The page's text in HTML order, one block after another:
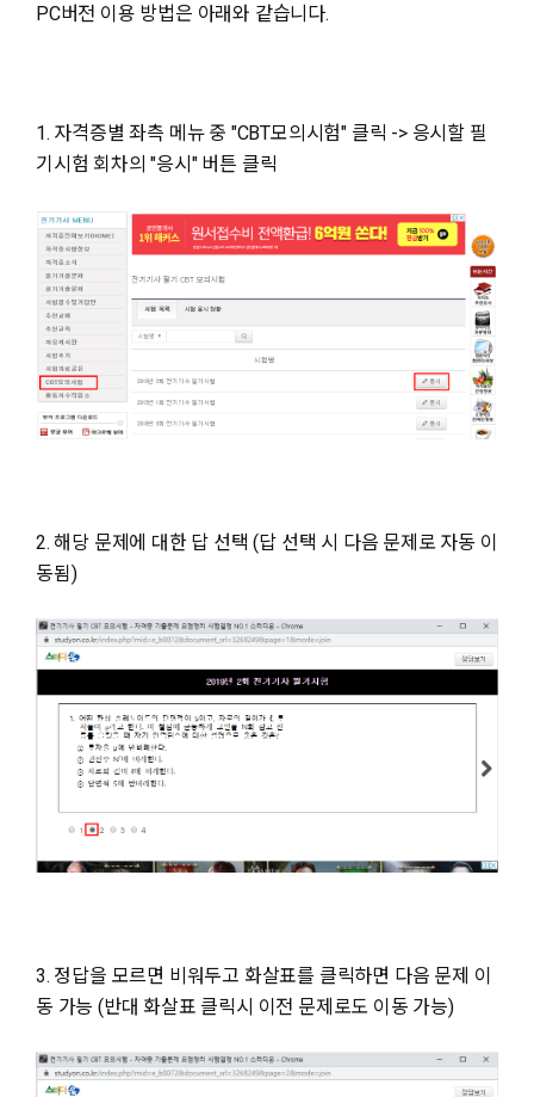
PC버전 이용 방법은 아래와 같습니다.
1. 자격증별 좌측 메뉴 중 "CBT모의시험" 클릭 -> 응시할 필
기시험 회차의 "응시" 버튼 클릭
2. 해당 문제에 대한 답 선택 (답 선택 시 다음 문제로 자동 이
동됨)
3. 정답을 모르면 비워두고 화살표를 클릭하면 다음 문제 이
동 가능 (반대 화살표 클릭시 이전 문제로도 이동 가능)